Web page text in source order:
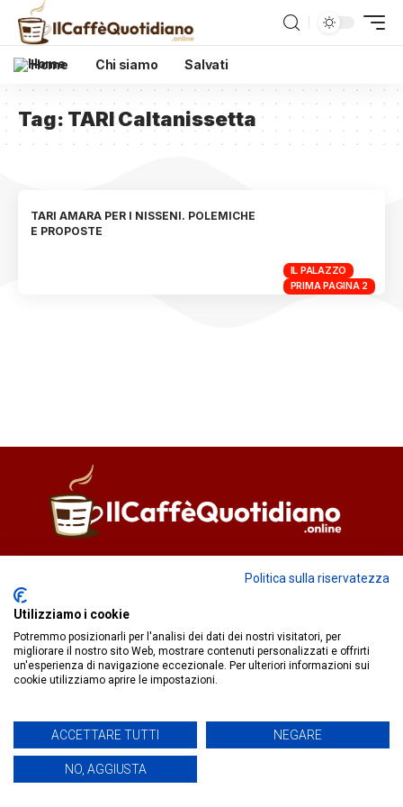
Home Chi siamo Salvati
Tag: TARI Caltanissetta
IL PALAZZO
PRIMA PAGINA 2
TARI AMARA PER I NISSENI. POLEMICHE
E PROPOSTE
redazione@ilcaffequotidiano.online
C.F. 92076900858
Chi siamo
Privacy & Cookie Policy
IlCaffèQuotidiano.online è una testata giornalistica registrata
presso il Tribunale di Caltanissetta n.02/2024 del 17/07/2024 |
Realizzato da
Politica sulla riservatezza
Utilizziamo i cookie
Potremmo posizionarli per l'analisi dei dati dei nostri visitatori, per
migliorare il nostro sito Web, mostrare contenuti personalizzati e offrirti
un'esperienza di navigazione eccezionale. Per ulteriori informazioni sui
cookie utilizziamo aprire le impostazioni.
ACCETTARE TUTTI NEGARE
NO, AGGIUSTA